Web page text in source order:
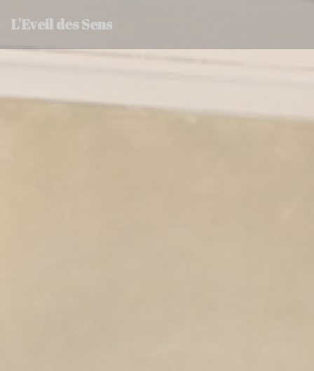
L'Eveil des Sens